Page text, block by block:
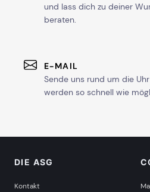
und lass dich zu deiner
beraten.
E-MAIL
Sende uns rund um die
werden so schnell wie
DIE ASG
Kontakt